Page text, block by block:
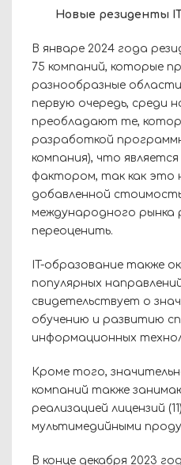
Новые резиденты
В январе 2024 года
75 компаний, которые
разнообразные
первую очередь, среди
преобладают те,
разработкой
компания), что
фактором, так как это
добавленной
международного
переоценить.
IT-образование также
популярных
свидетельствует о
обучению и развитию
информационных
Кроме того,
компаний также
реализацией лицензий
мультимедийными
В конце декабря 2023